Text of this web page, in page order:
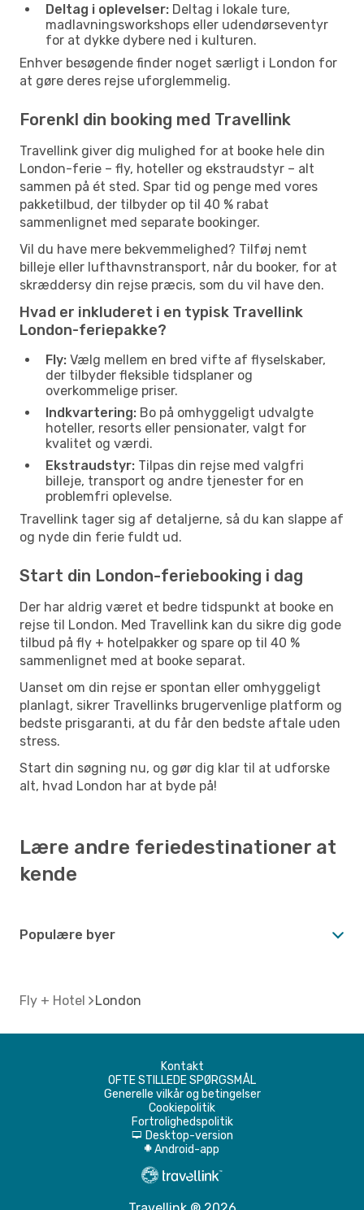
Deltag i oplevelser: Deltag i lokale ture,
madlavningsworkshops eller udendørseventyr
for at dykke dybere ned i kulturen.
Enhver besøgende finder noget særligt i London for
at gøre deres rejse uforglemmelig.
Forenkl din booking med Travellink
Travellink giver dig mulighed for at booke hele din
London-ferie – fly, hoteller og ekstraudstyr – alt
sammen på ét sted. Spar tid og penge med vores
pakketilbud, der tilbyder op til 40 % rabat
sammenlignet med separate bookinger.
Vil du have mere bekvemmelighed? Tilføj nemt
billeje eller lufthavnstransport, når du booker, for at
skræddersy din rejse præcis, som du vil have den.
Hvad er inkluderet i en typisk Travellink
London-feriepakke?
Fly: Vælg mellem en bred vifte af flyselskaber,
der tilbyder fleksible tidsplaner og
overkommelige priser.
Indkvartering: Bo på omhyggeligt udvalgte
hoteller, resorts eller pensionater, valgt for
kvalitet og værdi.
Ekstraudstyr: Tilpas din rejse med valgfri
billeje, transport og andre tjenester for en
problemfri oplevelse.
Travellink tager sig af detaljerne, så du kan slappe af
og nyde din ferie fuldt ud.
Start din London-feriebooking i dag
Der har aldrig været et bedre tidspunkt at booke en
rejse til London. Med Travellink kan du sikre dig gode
tilbud på fly + hotelpakker og spare op til 40 %
sammenlignet med at booke separat.
Uanset om din rejse er spontan eller omhyggeligt
planlagt, sikrer Travellinks brugervenlige platform og
bedste prisgaranti, at du får den bedste aftale uden
stress.
Start din søgning nu, og gør dig klar til at udforske
alt, hvad London har at byde på!
Lære andre feriedestinationer at
kende
Populære byer
Fly + Hotel London
Kontakt
OFTE STILLEDE SPØRGSMÅL
Generelle vilkår og betingelser
Cookiepolitik
Fortrolighedspolitik
d Desktop-version
A Android-app